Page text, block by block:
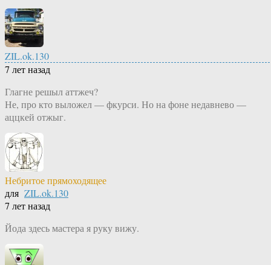
ZIL.ok.130
7 лет назад
Глагне решыл аттжеч?
Не, про кто выложел — фкурси. Но на фоне недавнево —
аццкей отжыг.
Небритое прямоходящее
для ZIL.ok.130
7 лет назад
Йода здесь мастера я руку вижу.